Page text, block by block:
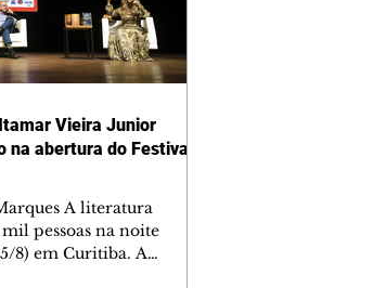
Vieira Junior
na abertura do Festival
A literatura
pessoas na noite
8) em Curitiba. A